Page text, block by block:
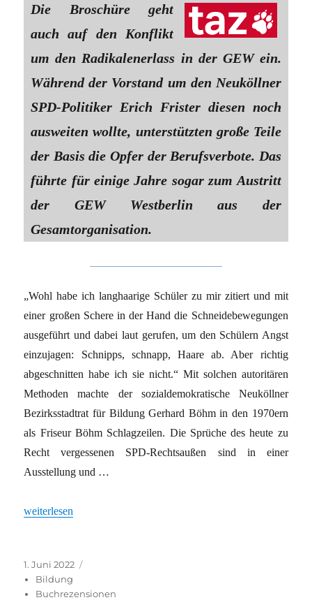
Die Broschüre geht
auch auf den Konflikt
um den Radikalenerlass in der GEW ein.
Während der Vorstand um den Neuköllner
SPD-Politiker Erich Frister diesen noch
ausweiten wollte, unterstützten große Teile
der Basis die Opfer der Berufsverbote. Das
führte für einige Jahre sogar zum Austritt
der GEW Westberlin aus der
Gesamtorganisation.
„Wohl habe ich langhaarige Schüler zu mir zitiert und mit
einer großen Schere in der Hand die Schneidebewegungen
ausgeführt und dabei laut gerufen, um den Schülern Angst
einzujagen: Schnipps, schnapp, Haare ab. Aber richtig
abgeschnitten habe ich sie nicht.“ Mit solchen autoritären
Methoden machte der sozialdemokratische Neuköllner
Bezirksstadtrat für Bildung Gerhard Böhm in den 1970ern
als Friseur Böhm Schlagzeilen. Die Sprüche des heute zu
Recht vergessenen SPD-Rechtsaußen sind in einer
Ausstellung und …
„Gegen Linke und Langhaarige“
weiterlesen
Veröffentlicht
am
1. Juni 2022
Bildung
Buchrezensionen